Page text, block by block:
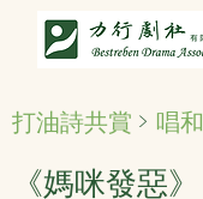
打油詩共賞 > 唱和
《媽咪發惡》